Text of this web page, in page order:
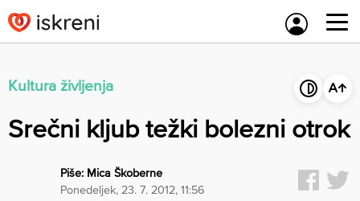
to
content
Kultura življenja
Srečni kljub težki bolezni otrok
Piše: Mica Škoberne
ponedeljek, 23. 7. 2012, 11:56